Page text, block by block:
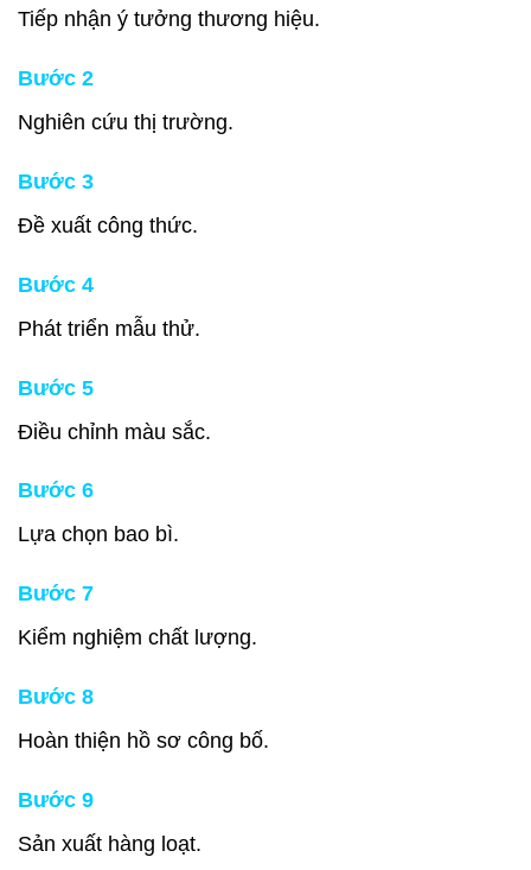
Tiếp nhận ý tưởng thương hiệu.
Bước 2
Nghiên cứu thị trường.
Bước 3
Đề xuất công thức.
Bước 4
Phát triển mẫu thử.
Bước 5
Điều chỉnh màu sắc.
Bước 6
Lựa chọn bao bì.
Bước 7
Kiểm nghiệm chất lượng.
Bước 8
Hoàn thiện hồ sơ công bố.
Bước 9
Sản xuất hàng loạt.